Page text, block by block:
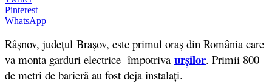
Pinterest
WhatsApp
Râșnov, județul Brașov, este primul oraș din România care
va monta garduri electrice împotriva urșilor. Primii 800
de metri de barieră au fost deja instalați.